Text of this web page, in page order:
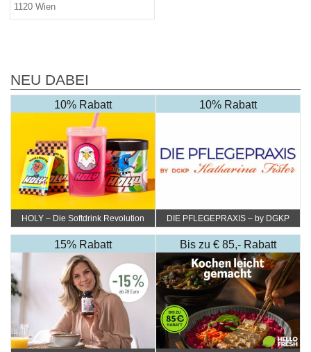
1120 Wien
NEU DABEI
10% Rabatt
HOLY – Die Softdrink Revolution
10% Rabatt
DIE PFLEGEPRAXIS – by DGKP
Katharina Fister
15% Rabatt Bis zu € 85,- Rabatt